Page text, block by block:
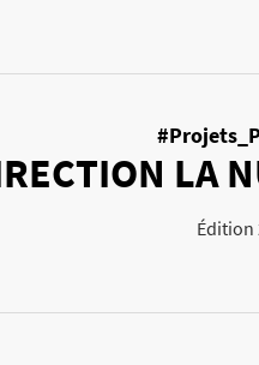
LA
Édition